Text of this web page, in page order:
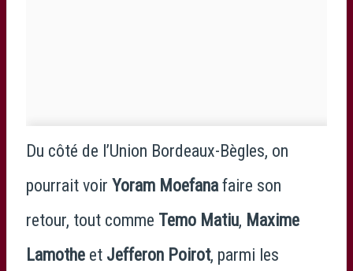
Du côté de l’Union Bordeaux-Bègles, on
pourrait voir Yoram Moefana faire son
retour, tout comme Temo Matiu, Maxime
Lamothe et Jefferon Poirot, parmi les